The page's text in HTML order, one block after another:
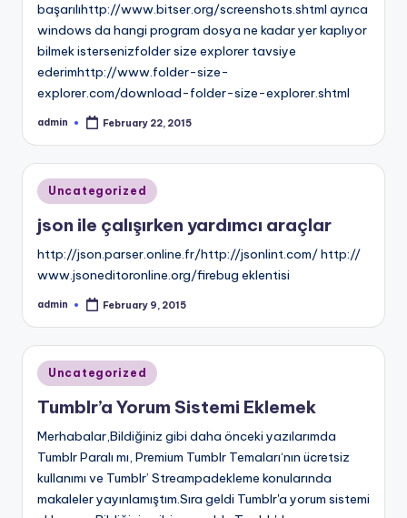
başarılıhttp://www.bitser.org/screenshots.shtml ayrıca
windows da hangi program dosya ne kadar yer kaplıyor
bilmek istersenizfolder size explorer tavsiye
ederimhttp://www.folder-size-
explorer.com/download-folder-size-explorer.shtml
Posted
admin February 22, 2015
Posted
in
Uncategorized
json ile çalışırken yardımcı araçlar
http://json.parser.online.fr/http://jsonlint.com/ http://
www.jsoneditoronline.org/firebug eklentisi
Posted
admin February 9, 2015
Posted
in
Uncategorized
Tumblr’a Yorum Sistemi Eklemek
Merhabalar,Bildiğiniz gibi daha önceki yazılarımda
Tumblr Paralı mı, Premium Tumblr Temaları‘nın ücretsiz
kullanımı ve Tumblr’ Streampadekleme konularında
makaleler yayınlamıştım.Sıra geldi Tumblr'a yorum sistemi